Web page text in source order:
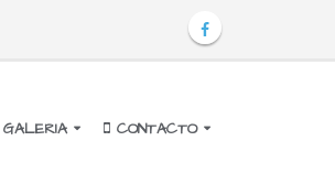
GALERIA CONTACTO